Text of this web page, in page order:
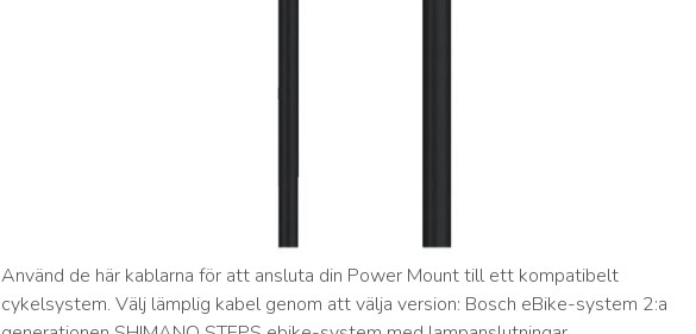
Använd de här kablarna för att ansluta din Power Mount till ett kompatibelt
cykelsystem. Välj lämplig kabel genom att välja version: Bosch eBike-system 2:a